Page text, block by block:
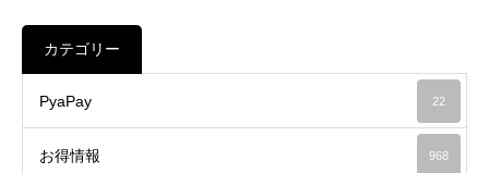
カテゴリー
PyaPay 22
お得情報 968